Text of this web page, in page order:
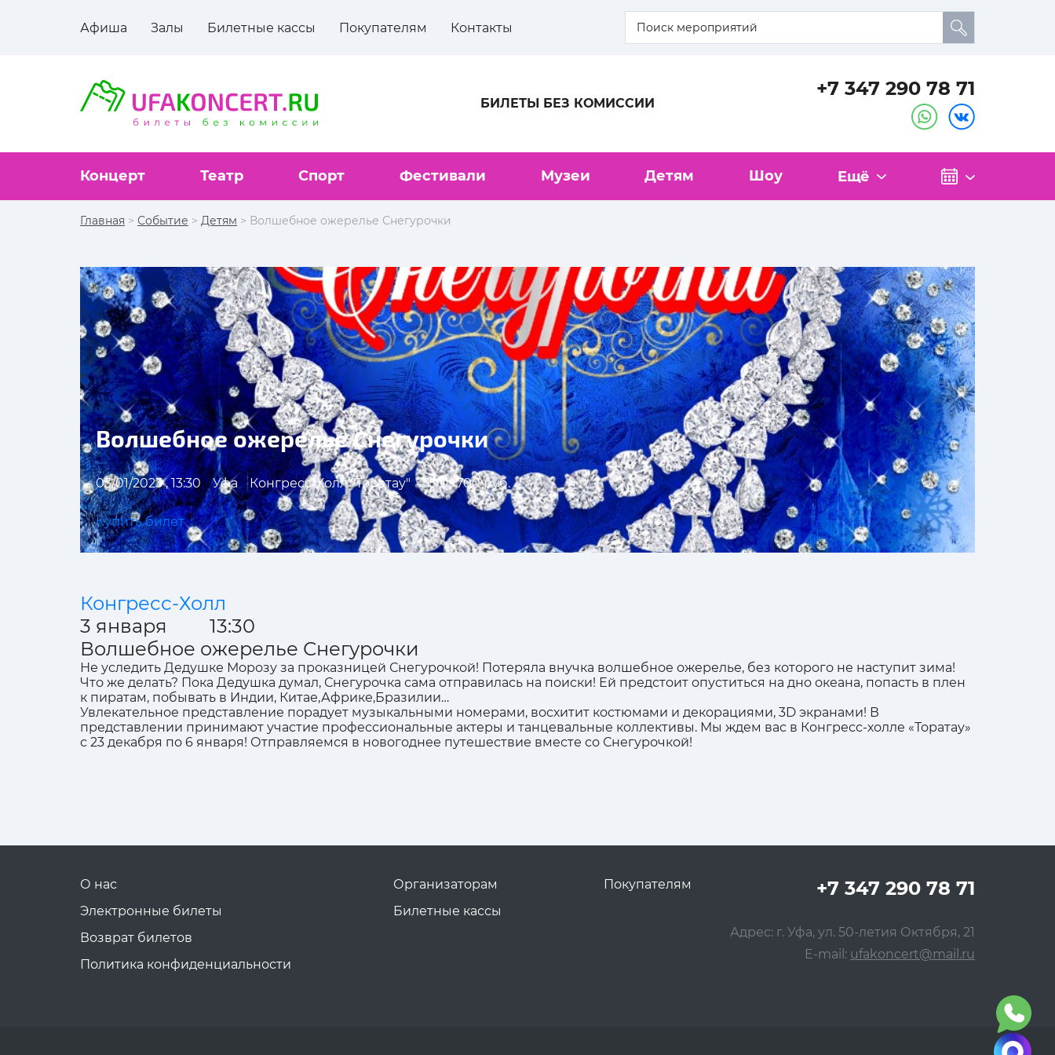
Афиша Залы Билетные кассы Покупателям Контакты
БИЛЕТЫ БЕЗ КОМИССИИ
+7 347 290 78 71
Концерт Театр Спорт Фестивали Музеи Детям Шоу Ещё
Главная > Событие > Детям > Волшебное ожерелье Снегурочки
Волшебное ожерелье Снегурочки
03/01/2023 , 13:30 Уфа Конгресс-Холл "Торатау" 350 - 700 руб.
Купить билет
Конгресс-Холл
3 января 13:30
Волшебное ожерелье Снегурочки
Не уследить Дедушке Морозу за проказницей Снегурочкой! Потеряла внучка волшебное ожерелье, без которого не наступит зима!
Что же делать? Пока Дедушка думал, Снегурочка сама отправилась на поиски! Ей предстоит опуститься на дно океана, попасть в плен
к пиратам, побывать в Индии, Китае,Африке,Бразилии…
Увлекательное представление порадует музыкальными номерами, восхитит костюмами и декорациями, 3D экранами! В
представлении принимают участие профессиональные актеры и танцевальные коллективы. Мы ждем вас в Конгресс-холле «Торатау»
с 23 декабря по 6 января! Отправляемся в новогоднее путешествие вместе со Снегурочкой!
О нас
Электронные билеты
Возврат билетов
Политика конфиденциальности
Организаторам
Билетные кассы
Покупателям +7 347 290 78 71
Адрес: г. Уфа, ул. 50-летия Октября, 21
E-mail: ufakoncert@mail.ru